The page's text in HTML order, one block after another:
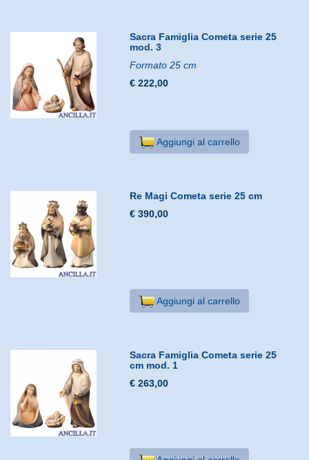
Sacra Famiglia Cometa serie 25
mod. 3
Formato 25 cm
€ 222,00
Aggiungi al carrello
Re Magi Cometa serie 25 cm
€ 390,00
Aggiungi al carrello
Sacra Famiglia Cometa serie 25
cm mod. 1
€ 263,00